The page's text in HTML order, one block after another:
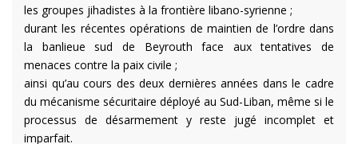
les groupes jihadistes à la frontière libano-syrienne ;
durant les récentes opérations de maintien de l’ordre dans
la banlieue sud de Beyrouth face aux tentatives de
menaces contre la paix civile ;
ainsi qu’au cours des deux dernières années dans le cadre
du mécanisme sécuritaire déployé au Sud-Liban, même si le
processus de désarmement y reste jugé incomplet et
imparfait.